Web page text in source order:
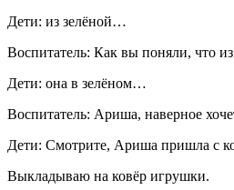
Дети: из зелёной…
Воспитатель: Как вы поняли, что из
Дети: она в зелёном…
Воспитатель: Ариша, наверное
Дети: Смотрите, Ариша пришла с
Выкладываю на ковёр игрушки.